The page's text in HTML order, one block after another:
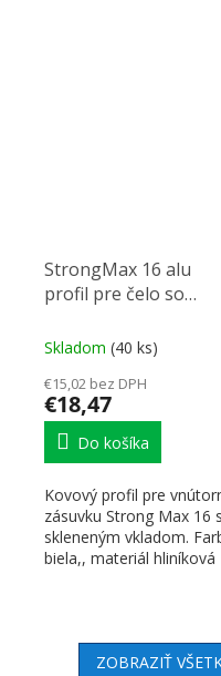
StrongMax 16 alu
profil pre čelo so
Skladom (40 ks)
€15,02 bez DPH
€18,47
Do košíka
Kovový profil pre
zásuvku Strong Max 16
skleneným vkladom.
biela,, materiál hliníková
ZOBRAZIŤ